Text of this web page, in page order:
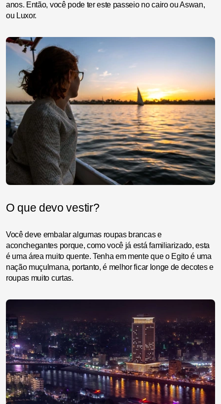
anos. Então, você pode ter este passeio no cairo ou Aswan,
ou Luxor.
O que devo vestir?
Você deve embalar algumas roupas brancas e
aconchegantes porque, como você já está familiarizado, esta
é uma área muito quente. Tenha em mente que o Egito é uma
nação muçulmana, portanto, é melhor ficar longe de decotes e
roupas muito curtas.